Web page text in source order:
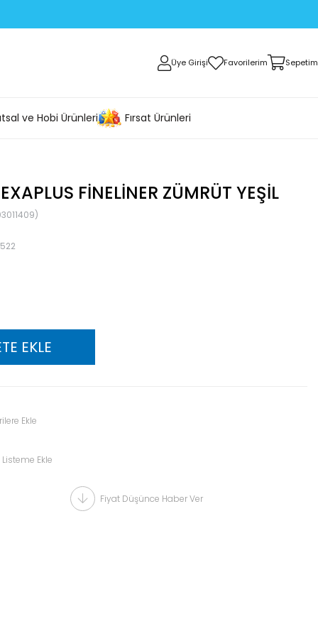
Üye Girişi Favorilerim Sepetim
ve Hobi Ürünleri Fırsat Ürünleri
FINELINER ZÜMRÜT YEŞIL
Ekle
Ekle
Fiyat Düşünce Haber Ver